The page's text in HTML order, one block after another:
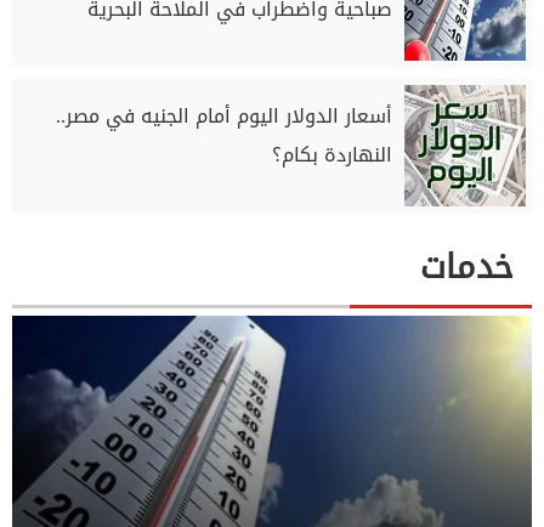
صباحية واضطراب في الملاحة البحرية
أسعار الدولار اليوم أمام الجنيه في مصر..
النهاردة بكام؟
خدمات